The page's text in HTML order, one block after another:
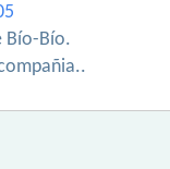
Bío-Bío.